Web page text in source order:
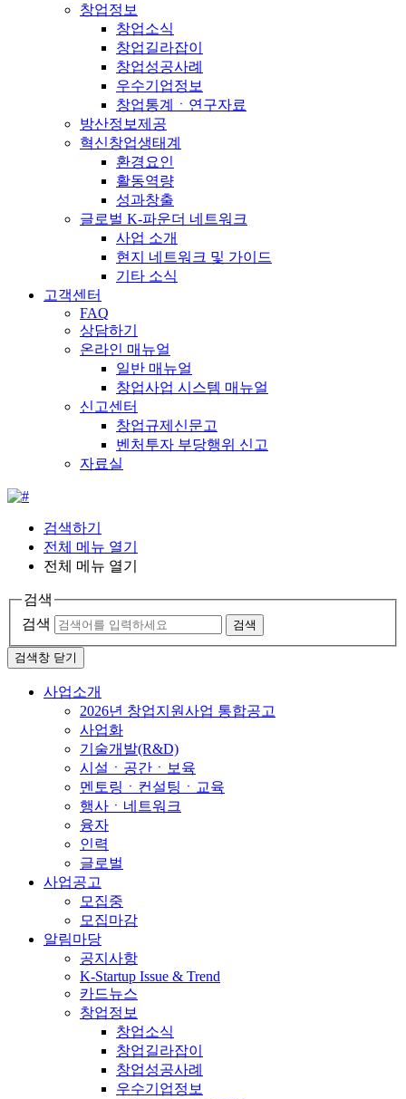
창업정보
창업소식
창업길라잡이
창업성공사례
우수기업정보
창업통계ㆍ연구자료
방산정보제공
혁신창업생태계
환경요인
활동역량
성과창출
글로벌 K-파운더 네트워크
사업 소개
현지 네트워크 및 가이드
기타 소식
고객센터
FAQ
상담하기
온라인 매뉴얼
일반 매뉴얼
창업사업 시스템 매뉴얼
신고센터
창업규제신문고
벤처투자 부당행위 신고
자료실
검색하기
전체 메뉴 열기
전체 메뉴 열기
검색
검색
검색
검색창 닫기
사업소개
2026년 창업지원사업 통합공고
사업화
기술개발(R&D)
시설ㆍ공간ㆍ보육
멘토링ㆍ컨설팅ㆍ교육
행사ㆍ네트워크
융자
인력
글로벌
사업공고
모집중
모집마감
알림마당
공지사항
K-Startup Issue & Trend
카드뉴스
창업정보
창업소식
창업길라잡이
창업성공사례
우수기업정보